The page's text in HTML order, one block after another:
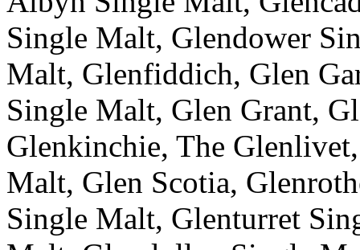
Single Malt, Glendower
Malt, Glenfiddich, Glen
Single Malt, Glen Grant,
Glenkinchie, The
Malt, Glen Scotia,
Single Malt, Glenturret